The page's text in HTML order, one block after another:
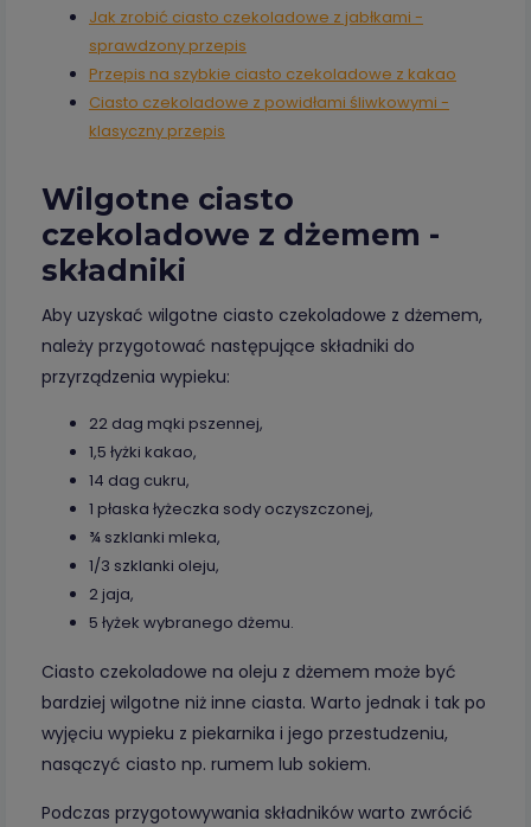
Jak zrobić ciasto czekoladowe z jabłkami -
sprawdzony przepis
Przepis na szybkie ciasto czekoladowe z kakao
Ciasto czekoladowe z powidłami śliwkowymi -
klasyczny przepis
Wilgotne ciasto
czekoladowe z dżemem -
składniki
Aby uzyskać wilgotne ciasto czekoladowe z dżemem,
należy przygotować następujące składniki do
przyrządzenia wypieku:
22 dag mąki pszennej,
1,5 łyżki kakao,
14 dag cukru,
1 płaska łyżeczka sody oczyszczonej,
¾ szklanki mleka,
1/3 szklanki oleju,
2 jaja,
5 łyżek wybranego dżemu.
Ciasto czekoladowe na oleju z dżemem może być
bardziej wilgotne niż inne ciasta. Warto jednak i tak po
wyjęciu wypieku z piekarnika i jego przestudzeniu,
nasączyć ciasto np. rumem lub sokiem.
Podczas przygotowywania składników warto zwrócić